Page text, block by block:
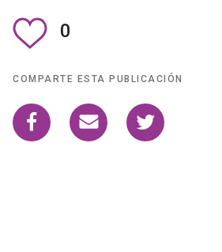
0
COMPARTE ESTA PUBLICACIÓN